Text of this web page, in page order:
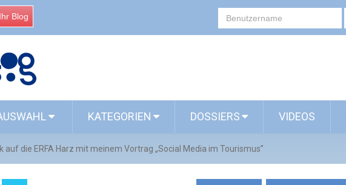
Blog
KATEGORIEN DOSSIERS VIDEOS
auf die ERFA Harz mit meinem Vortrag „Social Media im Tourismus”